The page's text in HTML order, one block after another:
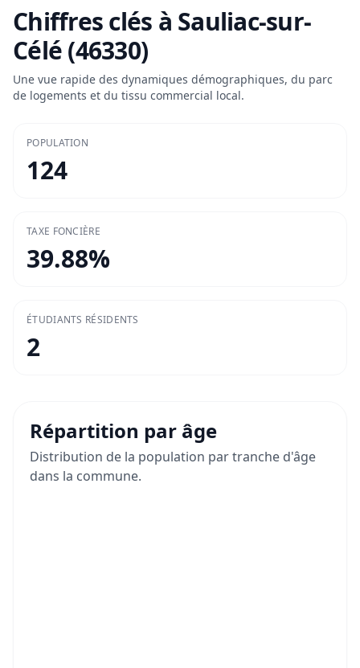
Chiffres clés à Sauliac-sur-
Célé (46330)
Une vue rapide des dynamiques démographiques, du parc
de logements et du tissu commercial local.
POPULATION
124
TAXE FONCIÈRE
39.88%
ÉTUDIANTS RÉSIDENTS
2
Répartition par âge
Distribution de la population par tranche d'âge
dans la commune.